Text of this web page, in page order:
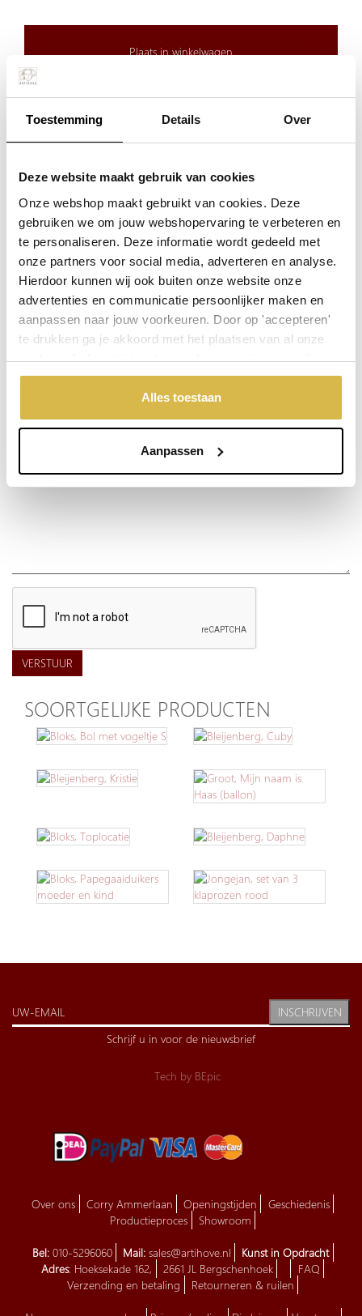
Toestemming Details Over
Deze website maakt gebruik van cookies
Onze webshop maakt gebruikt van cookies. Deze
gebruiken we om jouw webshopervaring te verbeteren en
te personaliseren. Deze informatie wordt gedeeld met
onze partners voor social media, adverteren en analyse.
Hierdoor kunnen wij ook buiten onze website onze
advertenties en communicatie persoonlijker maken en
aanpassen naar jouw voorkeuren. Door op 'accepteren'
te drukken ga je akkoord met het plaatsen van al onze
cookies. Je kunt bij 'cookievoorkeuren wijzigen' zelf
aangeven welke cookies jouw akkoord krijgen. En door te
'weigeren' worden alleen de functionele cookies
geplaatst. Bekijk onze cookieverklaring voor meer
Alles toestaan
Aanpassen
Plaats in winkelwagen
Garantie:
Niet goed, geld terug
Stel een vraag over dit product
Uw naam
Emailadres
Telefoonnummer
Uw vraag
VERSTUUR
SOORTGELIJKE PRODUCTEN
INSCHRIJVEN
Schrijf u in voor de nieuwsbrief
Tech by BEpic
Over ons Corry Ammerlaan Openingstijden
Geschiedenis
Productieproces
Showroom
Bel: 010-5296060 Mail: sales@artihove.nl
Kunst in Opdracht
Adres: Hoeksekade 162, 2661 JL Bergschenhoek
FAQ
Verzending en betaling
Retourneren & ruilen